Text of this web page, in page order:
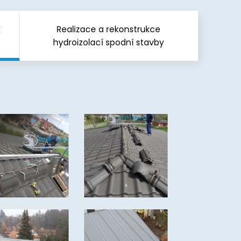
Realizace a rekonstrukce
hydroizolací spodní stavby